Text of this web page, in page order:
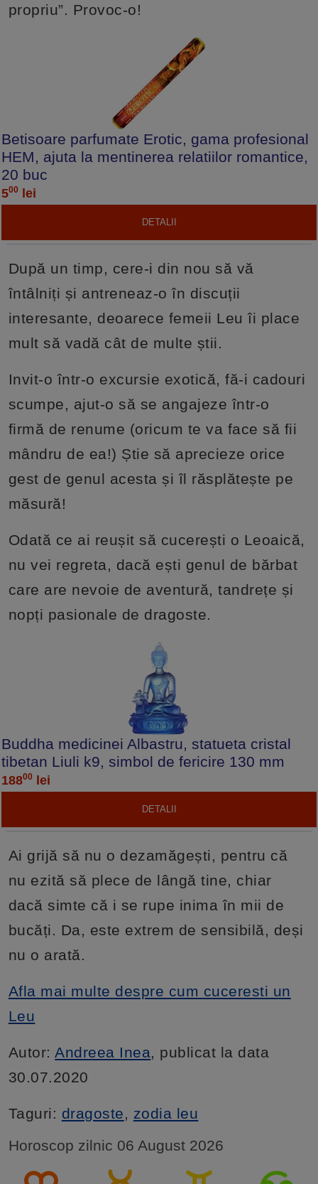
propriu”. Provoc-o!
Betisoare parfumate Erotic, gama profesional
HEM, ajuta la mentinerea relatiilor romantice,
20 buc
500 lei
DETALII
După un timp, cere-i din nou să vă
întâlniți și antreneaz-o în discuții
interesante, deoarece femeii Leu îi place
mult să vadă cât de multe știi.
Invit-o într-o excursie exotică, fă-i cadouri
scumpe, ajut-o să se angajeze într-o
firmă de renume (oricum te va face să fii
mândru de ea!) Știe să aprecieze orice
gest de genul acesta și îl răsplătește pe
măsură!
Odată ce ai reușit să cucerești o Leoaică,
nu vei regreta, dacă ești genul de bărbat
care are nevoie de aventură, tandrețe și
nopți pasionale de dragoste.
Buddha medicinei Albastru, statueta cristal
tibetan Liuli k9, simbol de fericire 130 mm
18800 lei
DETALII
Ai grijă să nu o dezamăgești, pentru că
nu ezită să plece de lângă tine, chiar
dacă simte că i se rupe inima în mii de
bucăți. Da, este extrem de sensibilă, deși
nu o arată.
Afla mai multe despre cum cuceresti un
Leu
Autor:Andreea Inea, publicat la data
30.07.2020
Taguri: dragoste, zodia leu
Horoscop zilnic 06 August 2026